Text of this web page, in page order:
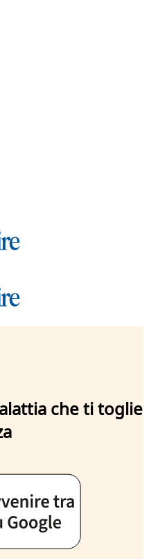
che ti toglie